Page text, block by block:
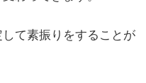
て素振りをすることが